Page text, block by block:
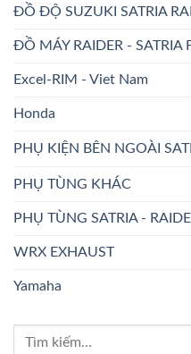
ĐỒ ĐỘ SUZUKI SATRIA
ĐỒ MÁY RAIDER - SATRIA
Excel-RIM - Viet Nam
Honda
PHỤ KIỆN BÊN NGOÀI
PHỤ TÙNG KHÁC
PHỤ TÙNG SATRIA -
WRX EXHAUST
Yamaha